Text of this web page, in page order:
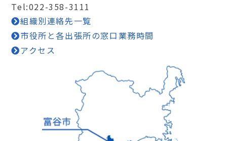
Tel:022-358-3111
組織別連絡先一覧
市役所と各出張所の窓口業務時間
アクセス